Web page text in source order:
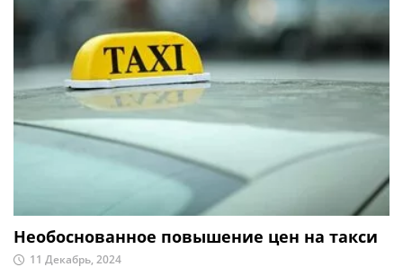
Необоснованное повышение цен на такси
11 Декабрь, 2024